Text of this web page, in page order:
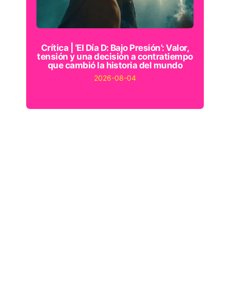
Crítica | ‘El Día D: Bajo Presión’: Valor,
tensión y una decisión a contratiempo
que cambió la historia del mundo
2026-08-04